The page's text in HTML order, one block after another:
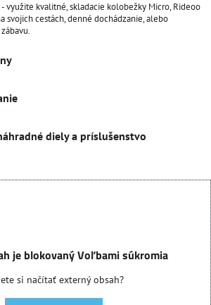
využite kvalitné, skladacie kolobežky Micro, Rideoo
svojich cestách, denné dochádzanie, alebo
diely a príslušenstvo
je blokovaný Voľbami súkromia
si načítať externý obsah?